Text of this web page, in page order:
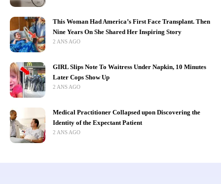
This Woman Had America’s First Face Transplant. Then
Nine Years On She Shared Her Inspiring Story
2 ANS AGO
GIRL Slips Note To Waitress Under Napkin, 10 Minutes
Later Cops Show Up
2 ANS AGO
Medical Practitioner Collapsed upon Discovering the
Identity of the Expectant Patient
2 ANS AGO